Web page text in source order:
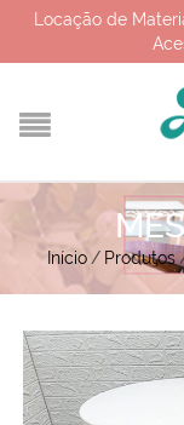
Locação de
Início / Produtos